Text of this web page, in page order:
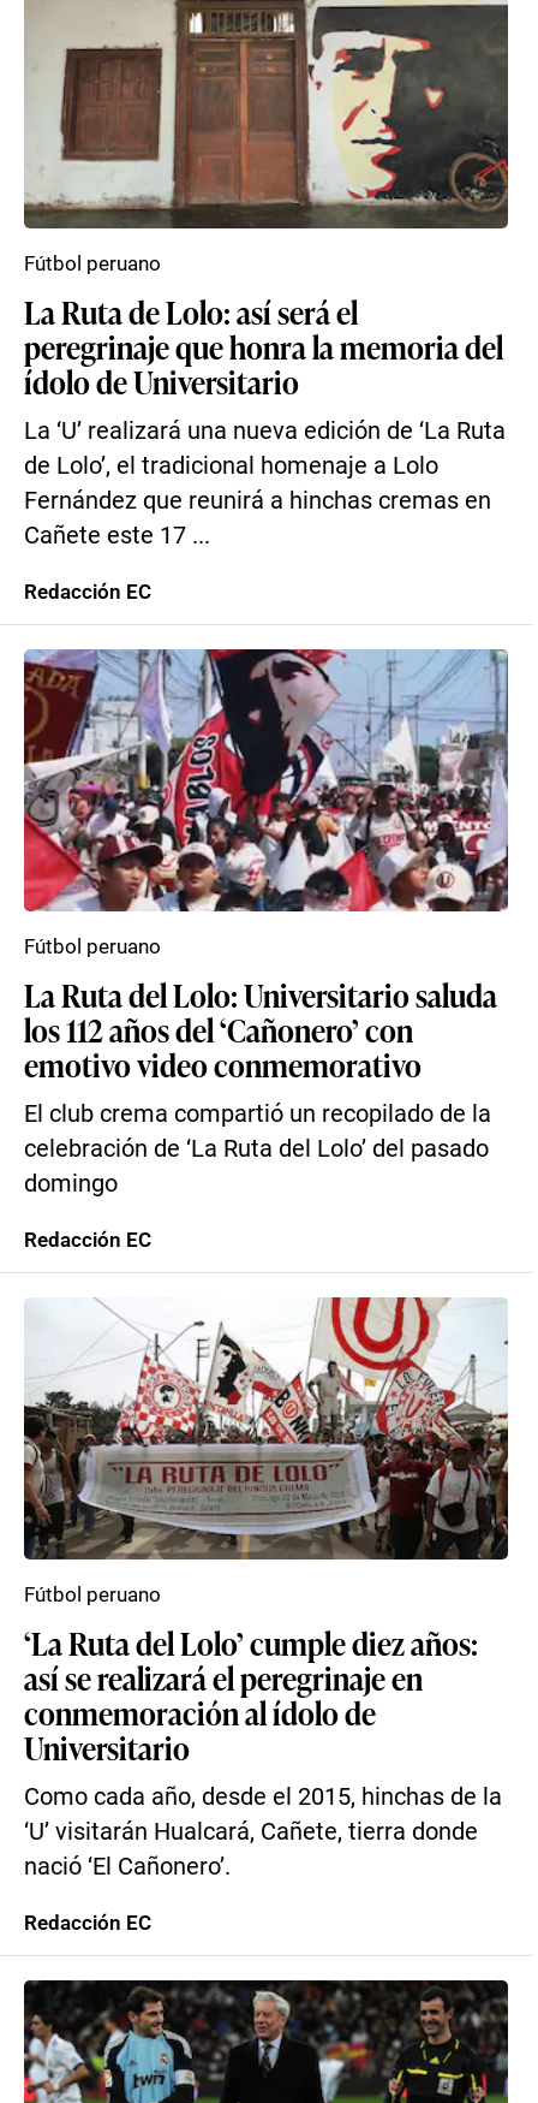
La Ruta de Lolo: así será el
peregrinaje que honra la memoria del
ídolo de Universitario
La ‘U’ realizará una nueva edición de ‘La Ruta
de Lolo’, el tradicional homenaje a Lolo
Fernández que reunirá a hinchas cremas en
Cañete este 17 ...
Fútbol peruano
Redacción EC
La Ruta del Lolo: Universitario saluda
los 112 años del ‘Cañonero’ con
emotivo video conmemorativo
El club crema compartió un recopilado de la
celebración de ‘La Ruta del Lolo’ del pasado
domingo
Fútbol peruano
Redacción EC
‘La Ruta del Lolo’ cumple diez años:
así se realizará el peregrinaje en
conmemoración al ídolo de
Universitario
Como cada año, desde el 2015, hinchas de la
‘U’ visitarán Hualcará, Cañete, tierra donde
nació ‘El Cañonero’.
Fútbol peruano
Redacción EC